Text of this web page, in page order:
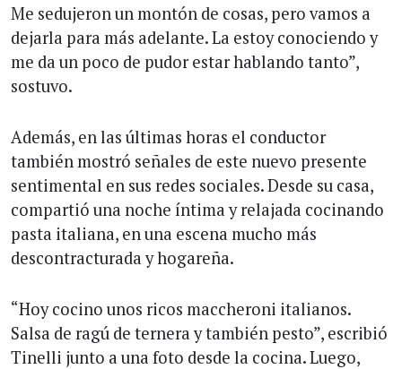
Me sedujeron un montón de cosas, pero vamos a
dejarla para más adelante. La estoy conociendo y
me da un poco de pudor estar hablando tanto”,
sostuvo.
Además, en las últimas horas el conductor
también mostró señales de este nuevo presente
sentimental en sus redes sociales. Desde su casa,
compartió una noche íntima y relajada cocinando
pasta italiana, en una escena mucho más
descontracturada y hogareña.
“Hoy cocino unos ricos maccheroni italianos.
Salsa de ragú de ternera y también pesto”, escribió
Tinelli junto a una foto desde la cocina. Luego,